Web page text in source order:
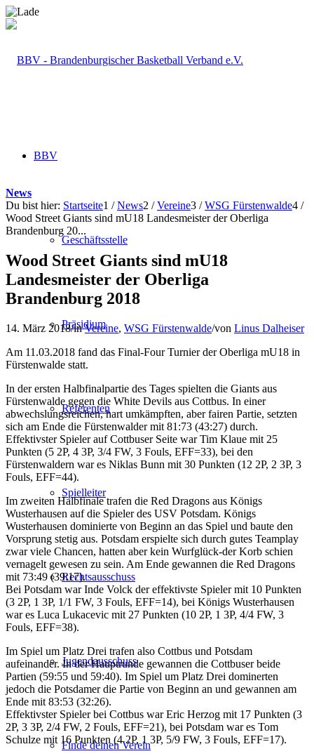
BBV
Geschäftsstelle
Präsidium
Referenten
Spielleiter
Rechtsausschuss
Jugendausschuss
Finde deinen Verein
News
Du bist hier: Startseite1 / News2 / Vereine3 / WSG Fürstenwalde4 /
Wood Street Giants sind mU18 Landesmeister der Oberliga
Brandenburg 20...
Wood Street Giants sind mU18
Landesmeister der Oberliga
Brandenburg 2018
14. März 2018/inVereine, WSG Fürstenwalde/von Linus Dalheiser
Am 11.03.2018 fand das Final-Four Turnier der Oberliga mU18 in
Fürstenwalde statt.
In der ersten Halbfinalpartie des Tages spielten die Giants aus
Fürstenwalde gegen die White Devils aus Cottbus. In einer
abwechslungsreichen, hart umkämpften, aber fairen Partie, setzten
sich am Ende die Fürstenwalder mit 81:73 (43:27) durch.
Effektivster Spieler auf Cottbuser Seite war Tim Klaue mit 25
Punkten (5 2P, 4 3P, 3/4 FW, 3 Fouls, EFF=33), bei den
Fürstenwaldern war es Niklas Bunn mit 30 Punkten (12 2P, 2 3P, 3
Fouls, EFF=44).
Im zweiten Halbfinale trafen die Red Dragons aus Königs
Wusterhausen auf die Spieler des USV Potsdam. Königs
Wusterhausen dominierte von Beginn an das Spiel und baute den
Vorsprung stetig aus. Potsdam erspielte sich durch gutes Teamplay
zwar viele Chancen, hatten aber kein Wurfglück-der Korb schien
vernagelt gewesen zu sein. Am Ende gewannen die Red Dragons
mit 73:49 (39:17).
Bei Potsdam war Inde Volck der effektivste Spieler mit 10 Punkten
(3 2P, 1 3P, 1/1 FW, 3 Fouls, EFF=14), bei Königs Wusterhausen
war es Luca Lukacevic mit 27 Punkten (10 2P, 1 3P, 4/4 FW, 3
Fouls, EFF=38).
Im Spiel um Platz Drei trafen also Cottbus und Potsdam
aufeinander. In der Hauptrunde gewannen die Cottbuser beide
Partien (59:55 und 59:40). Im Spiel um Platz Drei dominerten
jedoch die Potsdamer die Partie von Beginn an und gewannen am
Ende mit 83:53 (32:26).
Effektivster Spieler bei Cottbus war Eric Herzog mit 17 Punkten (3
2P, 3 3P, 2/4 FW, 2 Fouls, EFF=21), bei Potsdam war es Tom
Schulze mit 16 Punkten (4 2P, 1 3P, 5/9 FW, 3 Fouls, EFF=17).